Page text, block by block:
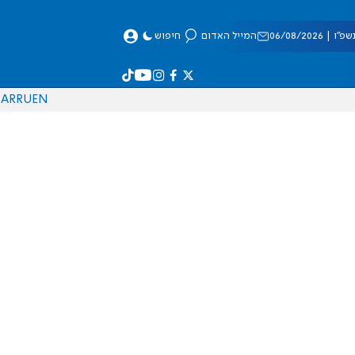
08/2026 המייל האדום חיפוש
EN
RU
AR